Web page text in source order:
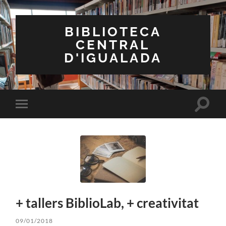
BIBLIOTECA
CENTRAL
D'IGUALADA
Toggle
mobile
Toggle
+ tallers BiblioLab, + creativitat
09/01/2018